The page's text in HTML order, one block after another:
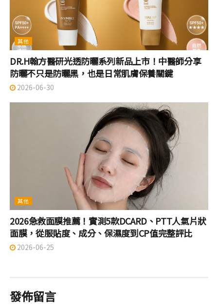
其他
DR.H翰方醫研光透防曬系列新品上市！中醫師分享
防曬不只是防曬黑，也是日常肌膚保養關鍵
2026-06-30
其他
2026急救面膜推薦！實測5款DCARD、PTT人氣片狀
面膜，從服貼度、成分、保濕度到CP值完整評比
2026-06-25
發佈留言